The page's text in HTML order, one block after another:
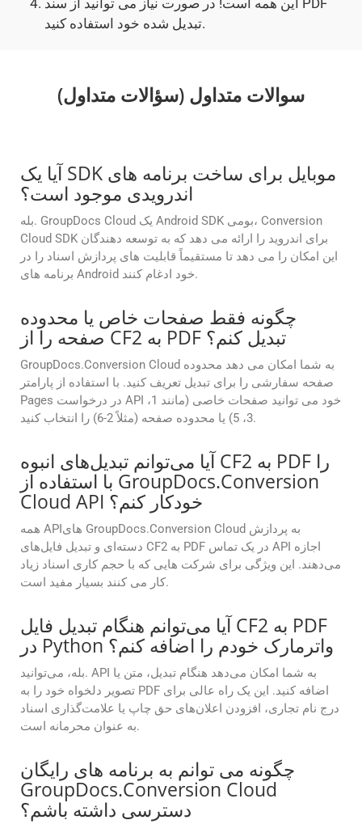
این همه است! در صورت نیاز می توانید از سند PDF
تبدیل شده خود استفاده کنید.
سوالات متداول (سؤالات متداول)
آیا یک SDK موبایل برای ساخت برنامه های
اندرویدی موجود است؟
بله. GroupDocs Cloud یک Android SDK بومی، Conversion
Cloud SDK برای اندروید را ارائه می دهد که به توسعه دهندگان
این امکان را می دهد تا مستقیماً قابلیت های پردازش اسناد را در
برنامه های Android خود ادغام کنند.
چگونه فقط صفحات خاص یا محدوده
صفحه را از CF2 به PDF تبدیل کنم؟
GroupDocs.Conversion Cloud به شما امکان می دهد محدوده
صفحه سفارشی را برای تبدیل تعریف کنید. با استفاده از پارامتر
Pages در درخواست API خود می توانید صفحات خاصی (مانند 1،
3، 5) یا محدوده صفحه (مثلاً 2-6) را انتخاب کنید.
آیا می‌توانم تبدیل‌های انبوه CF2 به PDF را
با استفاده از GroupDocs.Conversion
Cloud API خودکار کنم؟
همه APIهای GroupDocs.Conversion Cloud به پردازش
دسته‌ای و تبدیل فایل‌های CF2 به PDF در یک تماس API اجازه
می‌دهند. این ویژگی برای شرکت هایی که با حجم کاری اسناد زیاد
کار می کنند بسیار مفید است.
آیا می‌توانم هنگام تبدیل فایل CF2 به PDF
در Python واترمارک خودم را اضافه کنم؟
بله، می‌توانید. API به شما امکان می‌دهد هنگام تبدیل، متن یا
تصویر دلخواه خود را به PDF اضافه کنید. این یک راه عالی برای
درج نام تجاری، افزودن اعلان‌های حق چاپ یا علامت‌گذاری اسناد
به عنوان محرمانه است.
چگونه می توانم به برنامه های رایگان
GroupDocs.Conversion Cloud
دسترسی داشته باشم؟